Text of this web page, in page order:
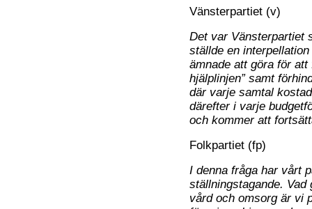
Vänsterpartiet (v)
Det var Vänsterpartiet
ställde en
ämnade att göra för
hjälplinjen” samt
där varje samtal
därefter i varje
och kommer att
Folkpartiet (fp)
I denna fråga har vårt
ställningstagande.
vård och omsorg är vi